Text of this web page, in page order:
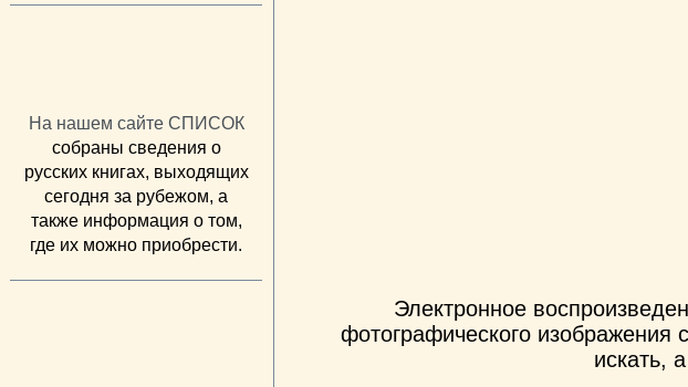
На нашем сайте СПИСОК
собраны сведения о
русских книгах, выходящих
сегодня за рубежом, а
также информация о том,
где их можно приобрести.
Электронное
фотографического изображения
искать,